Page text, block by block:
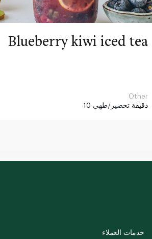
Blueberry kiwi iced tea
Other
10 دقيقة تحضير/طهي
خدمات العملاء